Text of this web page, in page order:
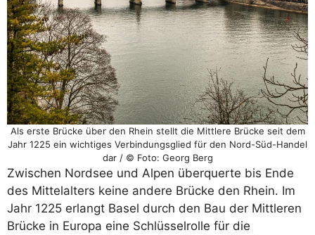
Als erste Brücke über den Rhein stellt die Mittlere Brücke seit dem
Jahr 1225 ein wichtiges Verbindungsglied für den Nord-Süd-Handel
dar / © Foto: Georg Berg
Zwischen Nordsee und Alpen überquerte bis Ende
des Mittelalters keine andere Brücke den Rhein. Im
Jahr 1225 erlangt Basel durch den Bau der Mittleren
Brücke in Europa eine Schlüsselrolle für die